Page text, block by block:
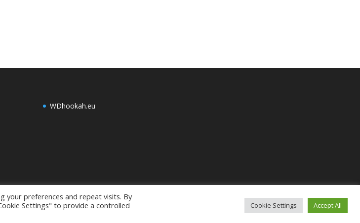
WDhookah.eu
your preferences and repeat visits. By
Settings" to provide a controlled
Cookie Settings Accept All